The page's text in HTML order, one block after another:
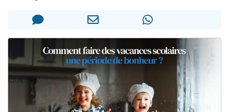
Ariel vient de donner son Maasser
Il reste 49 places pour étudier en groupe sur Zoom
Eva vient de donner son Maasser